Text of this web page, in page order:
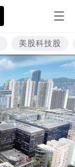
美股科技股